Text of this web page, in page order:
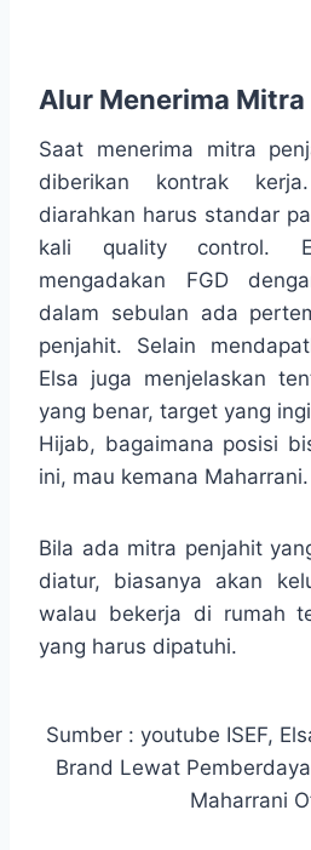
Alur Menerima
Saat menerima mitra
diberikan kontrak
diarahkan harus standar
kali quality control.
mengadakan FGD
dalam sebulan ada
penjahit. Selain
Elsa juga menjelaskan
yang benar, target yang
Hijab, bagaimana posisi
ini, mau kemana Maharrani.
Bila ada mitra penjahit
diatur, biasanya akan
walau bekerja di rumah
yang harus dipatuhi.
Sumber : youtube ISEF,
Brand Lewat
Maharrani